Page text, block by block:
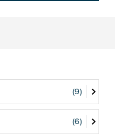
in de
steken kan voldoende zijn,
verschuivingen noodzaak
base toeneemt.
een kennismaking en het
(9)
(6)